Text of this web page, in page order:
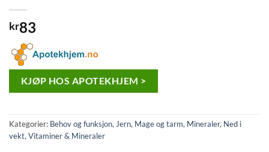
kr83
KJØP HOS APOTEKHJEM >
Kategorier: Behov og funksjon,Jern, Mage og tarm, Mineraler, Ned i
vekt,Vitaminer & Mineraler